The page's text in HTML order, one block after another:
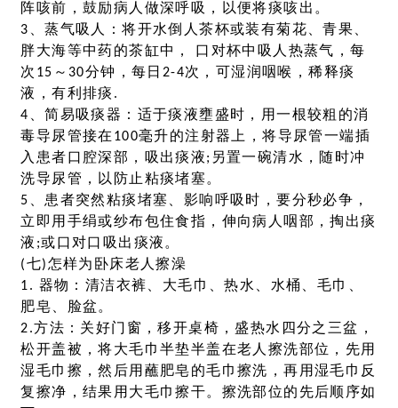
阵咳前，鼓励病人做深呼吸，以便将痰咳出。
3、蒸气吸人：将开水倒人茶杯或装有菊花、青果、
胖大海等中药的茶缸中， 口对杯中吸人热蒸气，每
次15～30分钟，每日2-4次，可湿润咽喉，稀释痰
液，有利排痰.
4、简易吸痰器：适于痰液壅盛时，用一根较粗的消
毒导尿管接在100毫升的注射器上，将导尿管一端插
入患者口腔深部，吸出痰液;另置一碗清水，随时冲
洗导尿管，以防止粘痰堵塞。
5、患者突然粘痰堵塞、影响呼吸时，要分秒必争，
立即用手绢或纱布包住食指，伸向病人咽部，掏出痰
液;或口对口吸出痰液。
(七)怎样为卧床老人擦澡
1. 器物：清洁衣裤、大毛巾、热水、水桶、毛巾、
肥皂、脸盆。
2.方法：关好门窗，移开桌椅，盛热水四分之三盆，
松开盖被，将大毛巾半垫半盖在老人擦洗部位，先用
湿毛巾擦，然后用蘸肥皂的毛巾擦洗，再用湿毛巾反
复擦净，结果用大毛巾擦干。擦洗部位的先后顺序如